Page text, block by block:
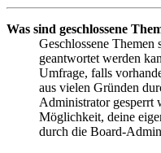
Was sind geschlossene
Geschlossene
geantwortet werden
Umfrage, falls
aus vielen Gründen
Administrator gesperrt
Möglichkeit, deine
durch die Board-